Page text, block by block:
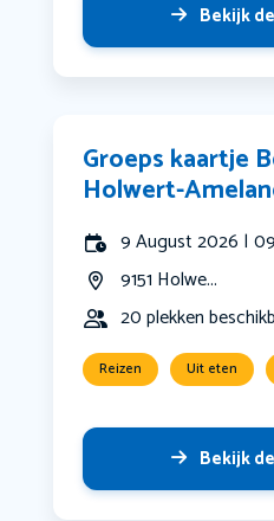
Bekijk
Groeps kaartje
Holwert-
9 August 2026 |
9151 Holwe...
20 plekken
Reizen Uit eten
Bekijk